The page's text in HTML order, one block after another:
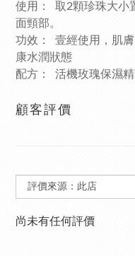
使用： 取2顆珍珠大小
面頸部。
功效： 壹經使用，肌
康水潤狀態
配方： 活機玫瑰保濕
顧客評價
尚未有任何評價